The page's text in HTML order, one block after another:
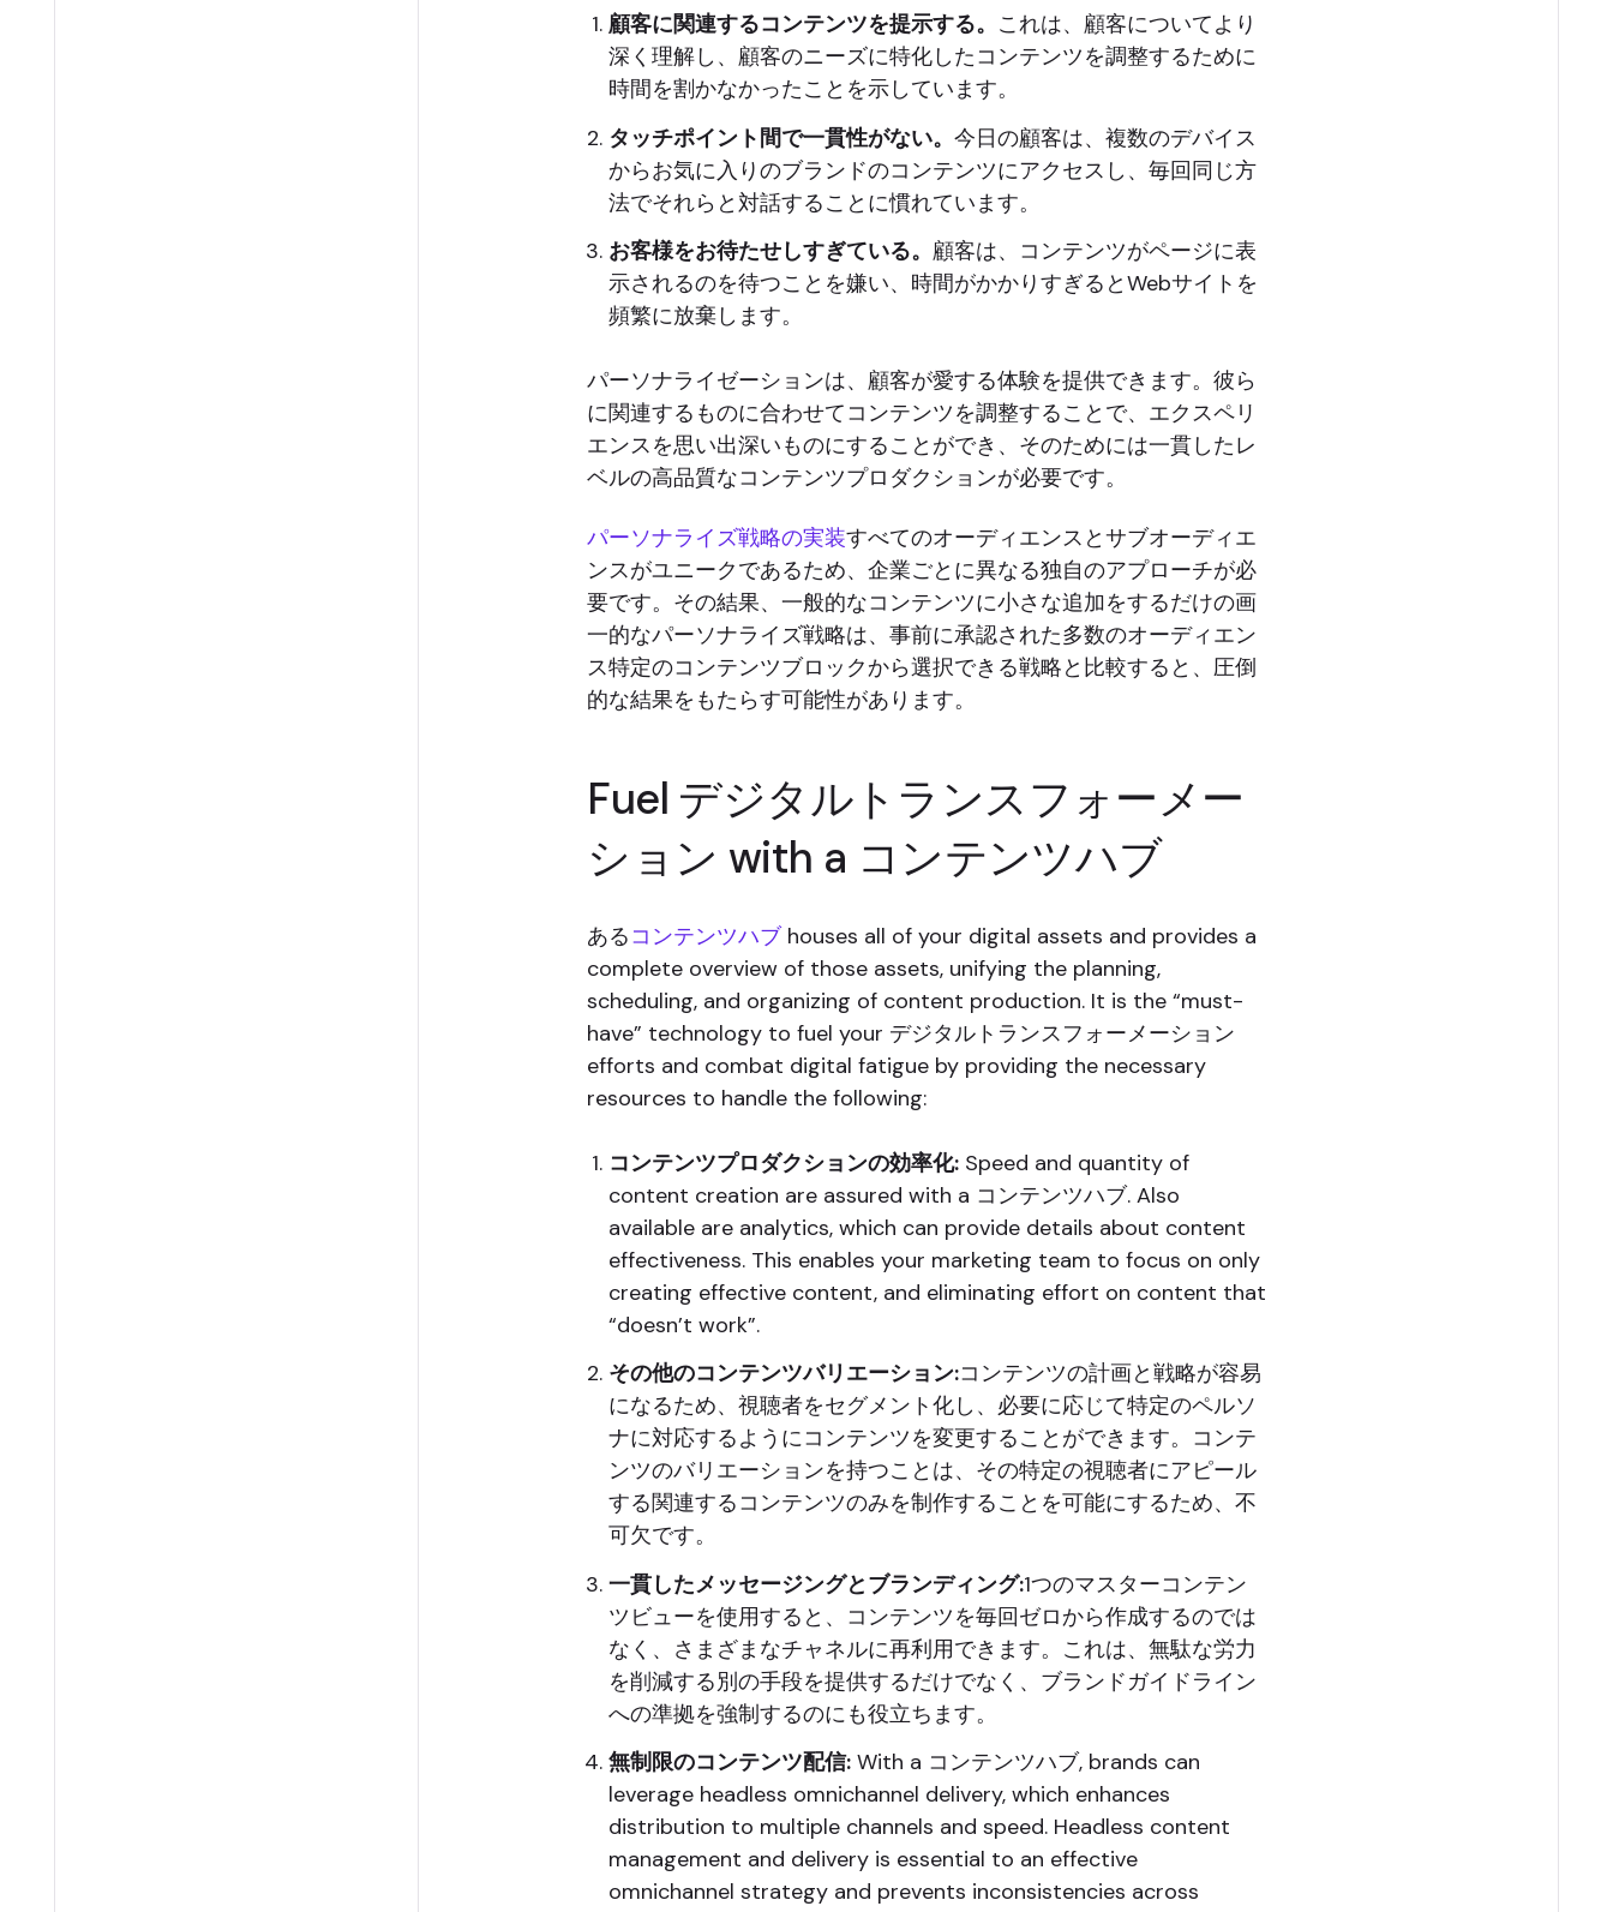
顧客に関連するコンテンツを提示する。 これは、顧客についてより
深く理解し、顧客のニーズに特化したコンテンツを調整するために
時間を割かなかったことを示しています。
タッチポイント間で一貫性がない。今日の顧客は、複数のデバイス
からお気に入りのブランドのコンテンツにアクセスし、毎回同じ方
法でそれらと対話することに慣れています。
お客様をお待たせしすぎている。顧客は、コンテンツがページに表
示されるのを待つことを嫌い、時間がかかりすぎるとWebサイトを
頻繁に放棄します。
パーソナライゼーションは、顧客が愛する体験を提供できます。彼ら
に関連するものに合わせてコンテンツを調整することで、エクスペリ
エンスを思い出深いものにすることができ、そのためには一貫したレ
ベルの高品質なコンテンツプロダクションが必要です。
パーソナライズ戦略の実装すべてのオーディエンスとサブオーディエ
ンスがユニークであるため、企業ごとに異なる独自のアプローチが必
要です。その結果、一般的なコンテンツに小さな追加をするだけの画
一的なパーソナライズ戦略は、事前に承認された多数のオーディエン
ス特定のコンテンツブロックから選択できる戦略と比較すると、圧倒
的な結果をもたらす可能性があります。
Fuel デジタルトランスフォーメー
ション with a コンテンツハブ
あるコンテンツハブhouses all of your digital assets and provides a
complete overview of those assets, unifying the planning,
scheduling, and organizing of content production. It is the “must-
have” technology to fuel your デジタルトランスフォーメーション
efforts and combat digital fatigue by providing the necessary
resources to handle the following:
コンテンツプロダクションの効率化: Speed and quantity of
content creation are assured with a コンテンツハブ. Also
available are analytics, which can provide details about content
effectiveness. This enables your marketing team to focus on only
creating effective content, and eliminating effort on content that
“doesn’t work”.
その他のコンテンツバリエーション:コンテンツの計画と戦略が容易
になるため、視聴者をセグメント化し、必要に応じて特定のペルソ
ナに対応するようにコンテンツを変更することができます。コンテ
ンツのバリエーションを持つことは、その特定の視聴者にアピール
する関連するコンテンツのみを制作することを可能にするため、不
可欠です。
一貫したメッセージングとブランディング:1つのマスターコンテン
ツビューを使用すると、コンテンツを毎回ゼロから作成するのでは
なく、さまざまなチャネルに再利用できます。これは、無駄な労力
を削減する別の手段を提供するだけでなく、ブランドガイドライン
への準拠を強制するのにも役立ちます。
無制限のコンテンツ配信: With a コンテンツハブ, brands can
leverage headless omnichannel delivery, which enhances
distribution to multiple channels and speed. Headless content
management and delivery is essential to an effective
omnichannel strategy and prevents inconsistencies across